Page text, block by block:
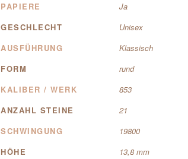
PAPIERE
Ja
GESCHLECHT
Unisex
AUSFÜHRUNG
Klassisch
FORM
rund
KALIBER / WERK
853
ANZAHL STEINE
21
SCHWINGUNG
19800
HÖHE
13,8 mm